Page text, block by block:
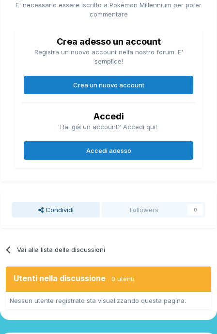
E' necessario essere iscritto a Pokémon Millennium per poter
commentare
Crea adesso un account
Registra un nuovo account nella nostro forum. E'
semplice!
Crea un nuovo account
Accedi
Hai già un account? Accedi qui!
Accedi adesso
Condividi Followers 0
Vai alla lista delle discussioni
Utenti nella discussione 0 utenti
Nessun utente registrato sta visualizzando questa pagina.